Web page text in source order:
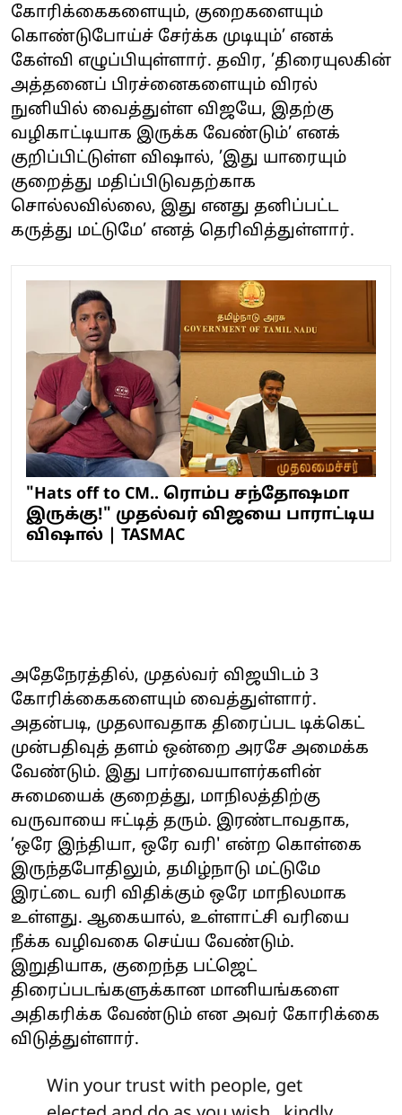
கோரிக்கைகளையும், குறைகளையும்
கொண்டுபோய்ச் சேர்க்க முடியும்’ எனக்
கேள்வி எழுப்பியுள்ளார். தவிர, ’திரையுலகின்
அத்தனைப் பிரச்னைகளையும் விரல்
நுனியில் வைத்துள்ள விஜயே, இதற்கு
வழிகாட்டியாக இருக்க வேண்டும்’ எனக்
குறிப்பிட்டுள்ள விஷால், ’இது யாரையும்
குறைத்து மதிப்பிடுவதற்காக
சொல்லவில்லை, இது எனது தனிப்பட்ட
கருத்து மட்டுமே’ எனத் தெரிவித்துள்ளார்.
"Hats off to CM.. ரொம்ப சந்தோஷமா
இருக்கு!" முதல்வர் விஜயை பாராட்டிய
விஷால் | TASMAC
அதேநேரத்தில், முதல்வர் விஜயிடம் 3
கோரிக்கைகளையும் வைத்துள்ளார்.
அதன்படி, முதலாவதாக திரைப்பட டிக்கெட்
முன்பதிவுத் தளம் ஒன்றை அரசே அமைக்க
வேண்டும். இது பார்வையாளர்களின்
சுமையைக் குறைத்து, மாநிலத்திற்கு
வருவாயை ஈட்டித் தரும். இரண்டாவதாக,
’ஒரே இந்தியா, ஒரே வரி' என்ற கொள்கை
இருந்தபோதிலும், தமிழ்நாடு மட்டுமே
இரட்டை வரி விதிக்கும் ஒரே மாநிலமாக
உள்ளது. ஆகையால், உள்ளாட்சி வரியை
நீக்க வழிவகை செய்ய வேண்டும்.
இறுதியாக, குறைந்த பட்ஜெட்
திரைப்படங்களுக்கான மானியங்களை
அதிகரிக்க வேண்டும் என அவர் கோரிக்கை
விடுத்துள்ளார்.
Win your trust with people, get